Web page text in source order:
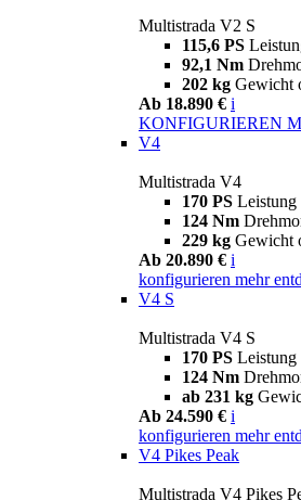
Multistrada V2 S
115,6 PS
92,1 Nm
202 kg Gewicht
Ab 18.890 € i
KONFIGURIEREN
V4
Multistrada V4
170 PS Leistung
124 Nm
229 kg Gewicht
Ab 20.890 € i
konfigurieren mehr
V4 S
Multistrada V4 S
170 PS Leistung
124 Nm
ab 231 kg
Ab 24.590 € i
konfigurieren mehr
V4 Pikes Peak
Multistrada V4 Pikes